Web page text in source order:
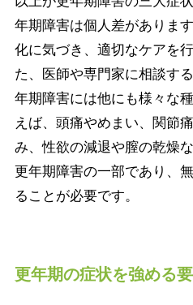
年期障害は個人差がありま
化に気づき、適切なケアを
た、医師や専門家に相談す
年期障害には他にも様々な
えば、頭痛やめまい、関節
み、性欲の減退や膣の乾燥
更年期障害の一部であり、
ることが必要です。
更年期の症状を強める